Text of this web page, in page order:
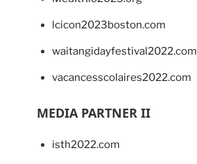
lcicon2023boston.com
waitangidayfestival2022.com
vacancesscolaires2022.com
MEDIA PARTNER II
isth2022.com